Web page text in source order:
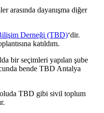
arasında dayanışma diğer
Derneği (TBD)‘dir.
katıldım.
bir seçimleri yapılan şube
bende TBD Antalya
TBD gibi sivil toplum